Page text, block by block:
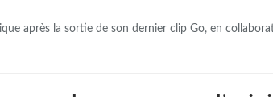
après la sortie de son dernier clip Go, en